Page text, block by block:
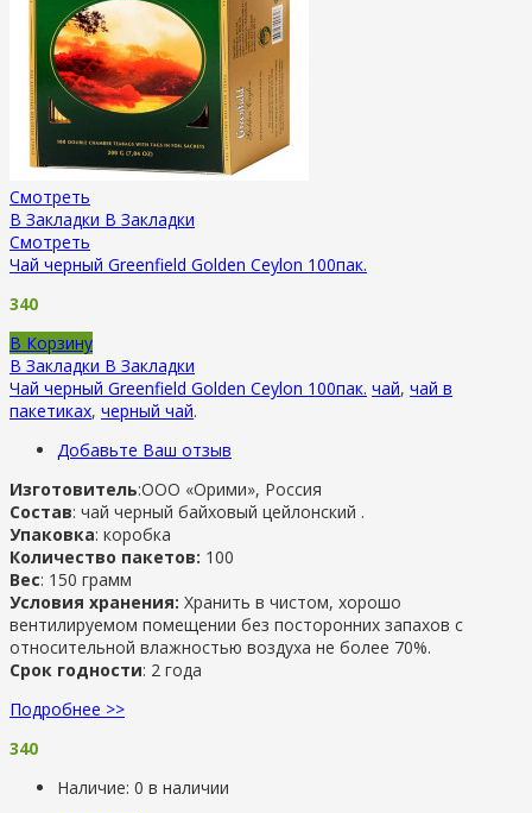
Смотреть
В Закладки В Закладки
Смотреть
Чай черный Greenfield Golden Ceylon 100пак.
340
В Корзину
В Закладки В Закладки
Чай черный Greenfield Golden Ceylon 100пак. чай, чай в
пакетиках, черный чай.
Добавьте Ваш отзыв
Изготовитель:ООО «Орими», Россия
Состав: чай черный байховый цейлонский .
Упаковка: коробка
Количество пакетов: 100
Вес: 150 грамм
Условия хранения: Хранить в чистом, хорошо
вентилируемом помещении без посторонних запахов с
относительной влажностью воздуха не более 70%.
Срок годности: 2 года
Подробнее >>
340
Наличие: 0 в наличии